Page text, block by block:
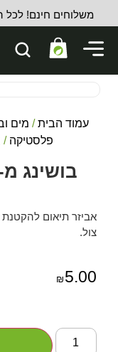
משלוחים חינם! לכל
עמוד הבית/ מים
פלסטיקה /
בושינג מ- 3/4 צול ל- 1.25
צול.
₪ 5.00